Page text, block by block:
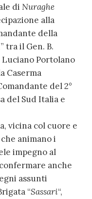
di Nuraghe
alla
della
tra il Gen. B.
Luciano Portolano
Caserma
del 2°
del Sud Italia e
vicina col cuore e
animano i
impegno al
anche
assunti
“Sassari“,